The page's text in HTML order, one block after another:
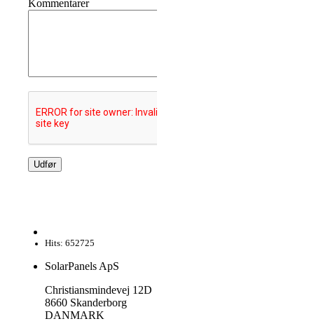
Kommentarer
Hits: 652725
SolarPanels ApS
Christiansmindevej 12D
8660 Skanderborg
DANMARK